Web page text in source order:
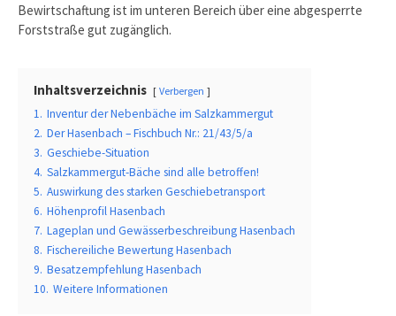
Bewirtschaftung ist im unteren Bereich über eine abgesperrte
Forststraße gut zugänglich.
Inhaltsverzeichnis Verbergen
1. Inventur der Nebenbäche im Salzkammergut
2. Der Hasenbach – Fischbuch Nr.: 21/43/5/a
3. Geschiebe-Situation
4. Salzkammergut-Bäche sind alle betroffen!
5. Auswirkung des starken Geschiebetransport
6. Höhenprofil Hasenbach
7. Lageplan und Gewässerbeschreibung Hasenbach
8. Fischereiliche Bewertung Hasenbach
9. Besatzempfehlung Hasenbach
10. Weitere Informationen